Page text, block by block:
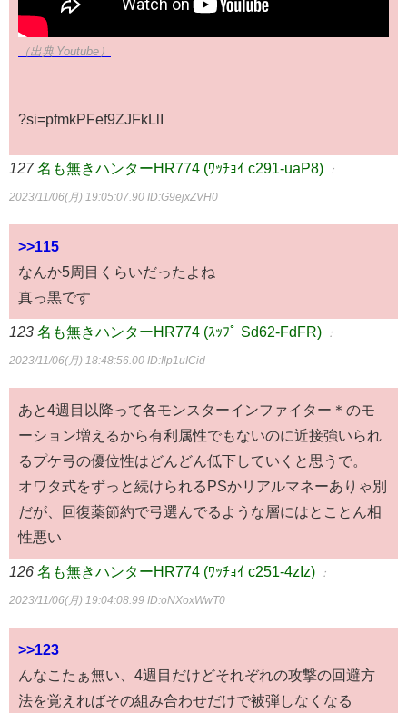
（出典 Youtube）
?si=pfmkPFef9ZJFkLlI
127 名も無きハンターHR774 (ﾜｯﾁｮｲ c291-uaP8) ：
2023/11/06(月) 19:05:07.90 ID:G9ejxZVH0
>>115
なんか5周目くらいだったよね
真っ黒です
123 名も無きハンターHR774 (ｽｯﾌﾟ Sd62-FdFR) ：
2023/11/06(月) 18:48:56.00 ID:Ilp1uICid
あと4週目以降って各モンスターインファイター＊のモ
ーション増えるから有利属性でもないのに近接強いられ
るプケ弓の優位性はどんどん低下していくと思うで。
オワタ式をずっと続けられるPSかリアルマネーありゃ別
だが、回復薬節約で弓選んでるような層にはとことん相
性悪い
126 名も無きハンターHR774 (ﾜｯﾁｮｲ c251-4zIz) ：
2023/11/06(月) 19:04:08.99 ID:oNXoxWwT0
>>123
んなこたぁ無い、4週目だけどそれぞれの攻撃の回避方
法を覚えればその組み合わせだけで被弾しなくなる